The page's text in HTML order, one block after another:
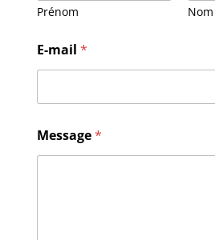
Prénom Nom
E-mail *
o
m
Message*